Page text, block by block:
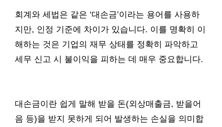
회계와 세법은 같은 ‘대손금’이라는 용어를 사용하
지만, 인정 기준에 차이가 있습니다. 이를 명확히 이
해하는 것은 기업의 재무 상태를 정확히 파악하고
세무 신고 시 불이익을 피하는 데 매우 중요합니다.
대손금이란 쉽게 말해 받을 돈(외상매출금, 받을어
음 등)을 받지 못하게 되어 발생하는 손실을 의미합